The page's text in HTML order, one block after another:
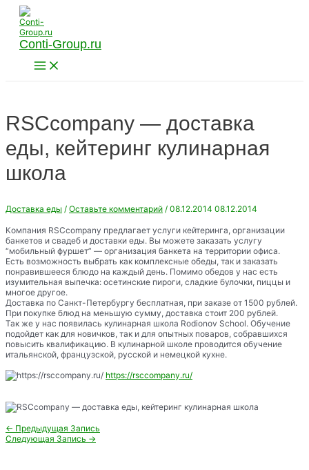
Перейти
содержимому
Conti-Group.ru
Main
Menu
RSCсompany — доставка
еды, кейтеринг кулинарная
школа
Доставка еды / Оставьте комментарий / 08.12.2014 08.12.2014
Компания RSCcompany предлагает услуги кейтеринга, организации
банкетов и свадеб и доставки еды. Вы можете заказать услугу
“мобильный фуршет” — организация банкета на территории офиса.
Есть возможность выбрать как комплексные обеды, так и заказать
понравившееся блюдо на каждый день. Помимо обедов у нас есть
изумительная выпечка: осетинские пироги, сладкие булочки, пиццы и
многое другое.
Доставка по Санкт-Петербургу бесплатная, при заказе от 1500 рублей.
При покупке блюд на меньшую сумму, доставка стоит 200 рублей.
Так же у нас появилась кулинарная школа Rodionov School. Обучение
подойдет как для новичков, так и для опытных поваров, собравшихся
повысить квалификацию. В кулинарной школе проводится обучение
итальянской, французской, русской и немецкой кухне.
https://rsccompany.ru/
Навигация
по
← Предыдущая Запись
Следующая Запись →